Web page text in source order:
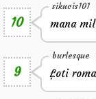
10
sikucis101
mana
9
burlesque
Ļoti